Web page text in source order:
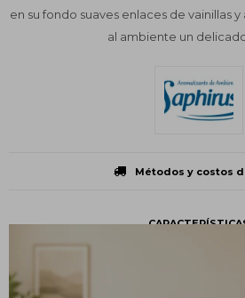
en su fondo suaves enlaces de vainillas
al ambiente un
Métodos y costos
Tipo